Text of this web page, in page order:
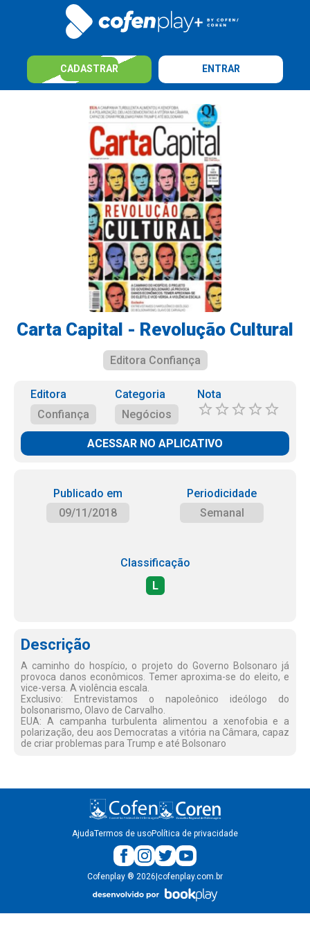
CADASTRAR ENTRAR
Carta Capital - Revolução Cultural
Editora Confiança
Editora
Confiança
Categoria
Negócios
Nota
ACESSAR NO APLICATIVO
Publicado em
09/11/2018
Periodicidade
Semanal
Classificação
L
Descrição
A caminho do hospício, o projeto do Governo Bolsonaro já
provoca danos econômicos. Temer aproxima-se do eleito, e
vice-versa. A violência escala.
Exclusivo: Entrevistamos o napoleônico ideólogo do
bolsonarismo, Olavo de Carvalho.
EUA: A campanha turbulenta alimentou a xenofobia e a
polarização, deu aos Democratas a vitória na Câmara, capaz
de criar problemas para Trump e até Bolsonaro
AjudaTermos de usoPolítica de privacidade
Cofenplay ® 2026 cofenplay.com.br